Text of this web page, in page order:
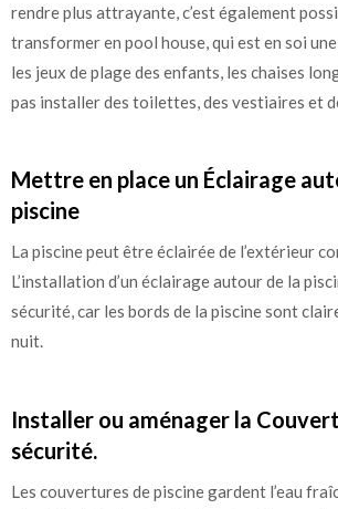
rendre plus attrayante, c’est également
transformer en pool house, qui est en soi
les jeux de plage des enfants, les chaises
pas installer des toilettes, des vestiaires et
Mettre en place un Éclairage
piscine
La piscine peut être éclairée de l’extérieur
L’installation d’un éclairage autour de la
sécurité, car les bords de la piscine sont
nuit.
Installer ou aménager la
sécurité.
Les couvertures de piscine gardent l’eau